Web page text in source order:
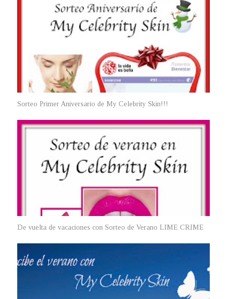
Sorteo Primer Aniversario de My Celebrity Skin!!!
De vuelta de vacaciones con Sorteo de Verano LIME CRIME